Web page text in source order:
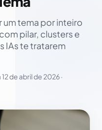
tema por inteiro
pilar, clusters e
IAs te tratarem
12 de abril de 2026·